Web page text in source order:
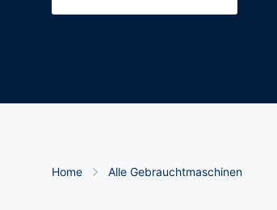
Breadcrumb-Navigation
Home Alle Gebrauchtmaschinen